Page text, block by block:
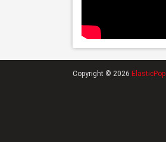
Copyright © 2026 ElasticPop